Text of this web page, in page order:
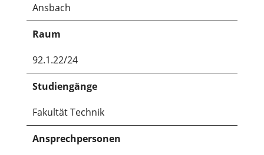
Ansbach
Raum
92.1.22/24
Studiengänge
Fakultät Technik
Ansprechpersonen